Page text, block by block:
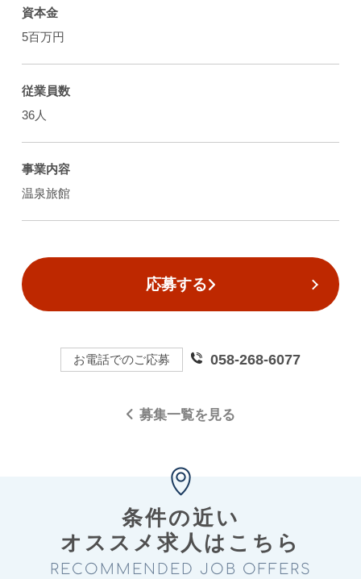
資本金
5百万円
従業員数
36人
事業内容
温泉旅館
応募する
お電話でのご応募 058-268-6077
募集一覧を見る
条件の近い
オススメ求⼈はこちら
RECOMMENDED JOB OFFERS